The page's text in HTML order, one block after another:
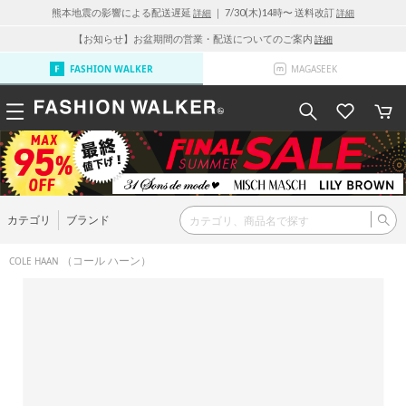
熊本地震の影響による配送遅延 詳細 ｜ 7/30(木)14時〜 送料改訂詳細
【お知らせ】お盆期間の営業・配送についてのご案内 詳細
FASHION WALKER MAGASEEK
カテゴリ ブランド
COLE HAAN （コール ハーン）